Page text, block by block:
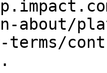
about/
terms/